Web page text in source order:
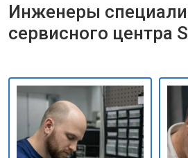
Инженеры
сервисного центра